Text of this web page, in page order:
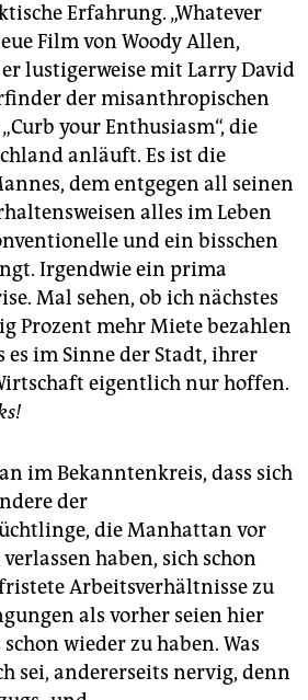
Erfahrung. „Whatever
Film von Woody Allen,
lustigerweise mit Larry David
der misanthropischen
your Enthusiasm“, die
anläuft. Es ist die
dem entgegen all seinen
alles im Leben
und ein bisschen
Irgendwie ein prima
Mal sehen, ob ich nächstes
Prozent mehr Miete bezahlen
es im Sinne der Stadt, ihrer
eigentlich nur hoffen.
im Bekanntenkreis, dass sich
der
die Manhattan vor
haben, sich schon
Arbeitsverhältnisse zu
als vorher seien hier
wieder zu haben. Was
sei, andererseits nervig, denn